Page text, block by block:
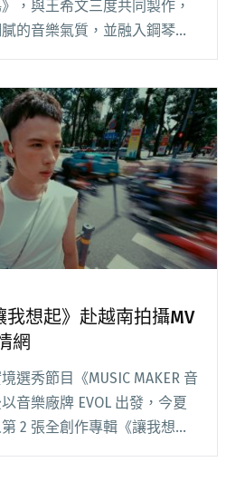
，與王希文三度共同製作，
的音樂氣質，並融入鋼琴、
《搖閱讀全文 "許哲珮發行11
》 三度攜手王希文共同製
"
我想起》赴越南拍攝MV
網
選秀節目《MUSIC MAKER 音
音樂廠牌 EVOL 出發，今夏
2 張全創作專輯《讓我想起
of You》，專輯邀請到陳建騏